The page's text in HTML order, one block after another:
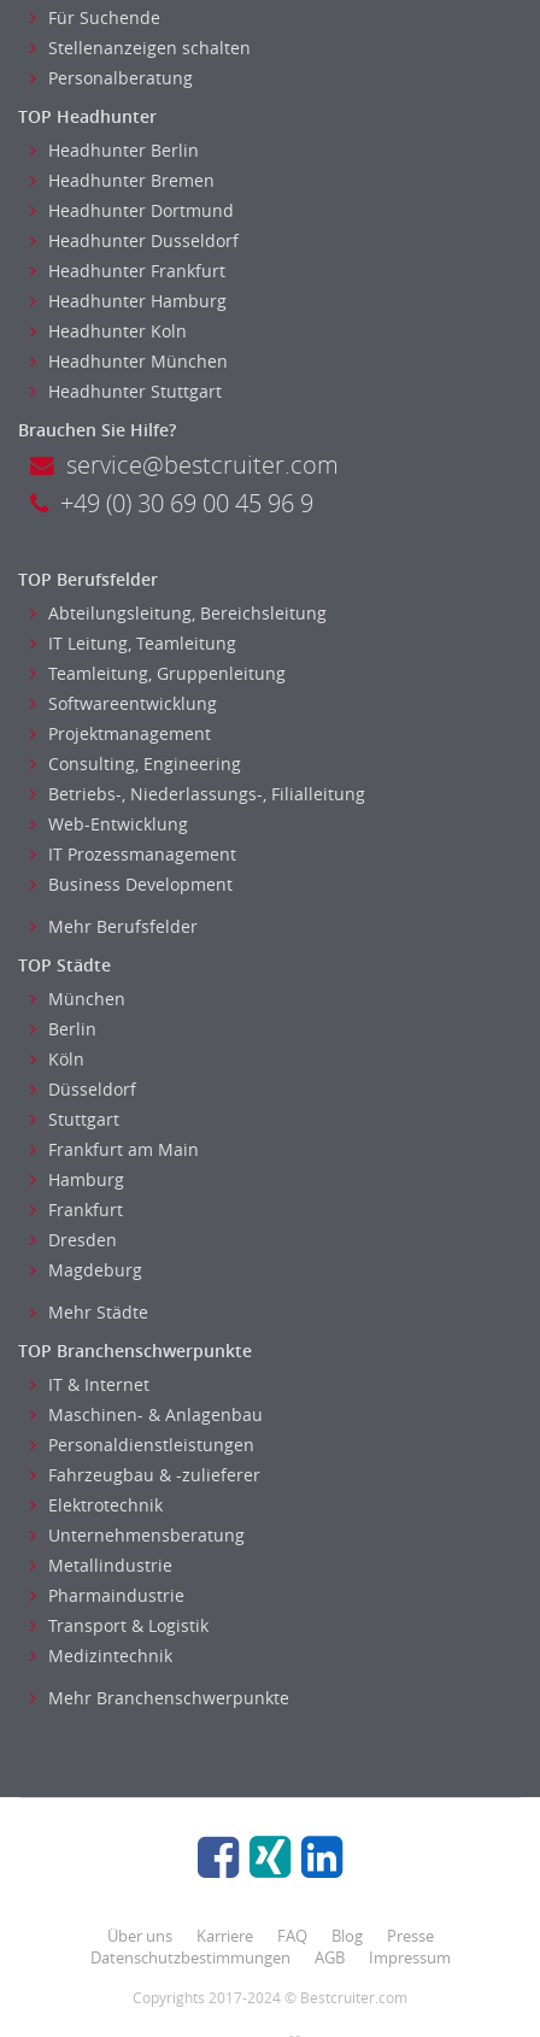
Für Suchende
Stellenanzeigen schalten
Personalberatung
TOP Headhunter
Headhunter Berlin
Headhunter Bremen
Headhunter Dortmund
Headhunter Dusseldorf
Headhunter Frankfurt
Headhunter Hamburg
Headhunter Koln
Headhunter München
Headhunter Stuttgart
Brauchen Sie Hilfe?
service@bestcruiter.com
+49 (0) 30 69 00 45 96 9
TOP Berufsfelder
Abteilungsleitung, Bereichsleitung
IT Leitung, Teamleitung
Teamleitung, Gruppenleitung
Softwareentwicklung
Projektmanagement
Consulting, Engineering
Betriebs-, Niederlassungs-, Filialleitung
Web-Entwicklung
IT Prozessmanagement
Business Development
Mehr Berufsfelder
TOP Städte
München
Berlin
Köln
Düsseldorf
Stuttgart
Frankfurt am Main
Hamburg
Frankfurt
Dresden
Magdeburg
Mehr Städte
TOP Branchenschwerpunkte
IT & Internet
Maschinen- & Anlagenbau
Personaldienstleistungen
Fahrzeugbau & -zulieferer
Elektrotechnik
Unternehmensberatung
Metallindustrie
Pharmaindustrie
Transport & Logistik
Medizintechnik
Mehr Branchenschwerpunkte
Über uns Karriere FAQ Blog
Presse
Datenschutzbestimmungen
AGB Impressum
Copyrights 2017-2024 © Bestcruiter.com